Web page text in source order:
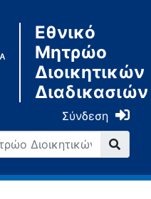
Εθνικό
Μητρώο
Διοικητικών
Διαδικασιών
Σύνδεση